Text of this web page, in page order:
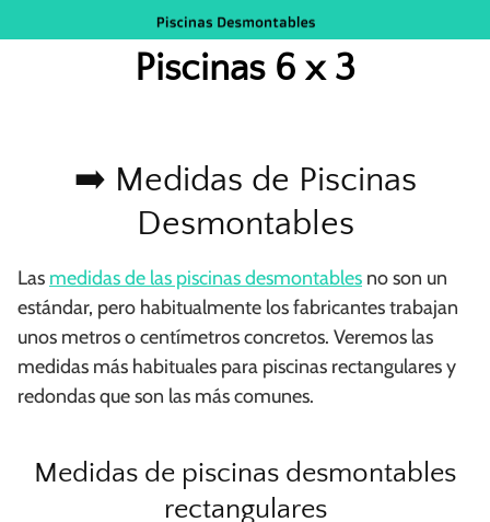
al
Piscinas 6 x 3
➡️ Medidas de Piscinas
Desmontables
Las medidas de las piscinas desmontables no son un
estándar, pero habitualmente los fabricantes trabajan
unos metros o centímetros concretos. Veremos las
medidas más habituales para piscinas rectangulares y
redondas que son las más comunes.
Medidas de piscinas desmontables
rectangulares